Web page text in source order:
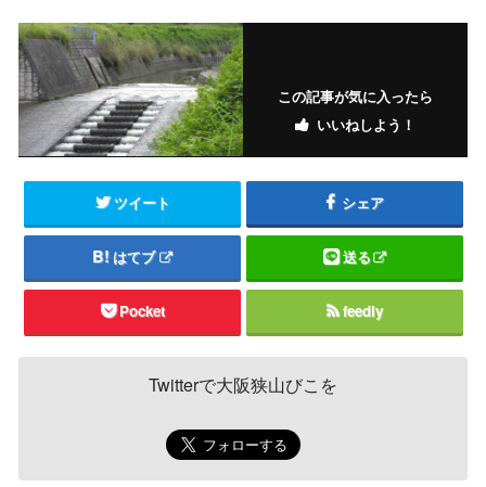
この記事が気に入ったら
いいねしよう！
ツイート シェア
はてブ 送る
Pocket feedly
Twitterで大阪狭山びこを